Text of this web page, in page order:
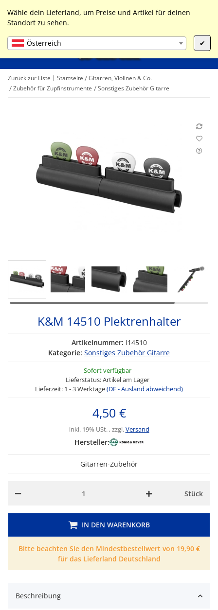
Wähle dein Lieferland, um Preise und Artikel für deinen
Standort zu sehen.
Österreich ✔
Liste ist leer
Zurück zur Liste Startseite
Gitarren, Violinen & Co.
Zubehör für Zupfinstrumente
Sonstiges Zubehör Gitarre
K&M 14510 Plektrenhalter
Artikelnummer: I14510
Kategorie: Sonstiges Zubehör Gitarre
Sofort verfügbar
Lieferstatus: Artikel am Lager
Lieferzeit: 1 - 3 Werktage(DE - Ausland abweichend)
4,50 €
inkl. 19% USt. , zzgl.Versand
Hersteller:
Gitarren-Zubehör
Stück
IN DEN WARENKORB
Bitte beachten Sie den Mindestbestellwert von 19,90 €
für das Lieferland Deutschland
Beschreibung